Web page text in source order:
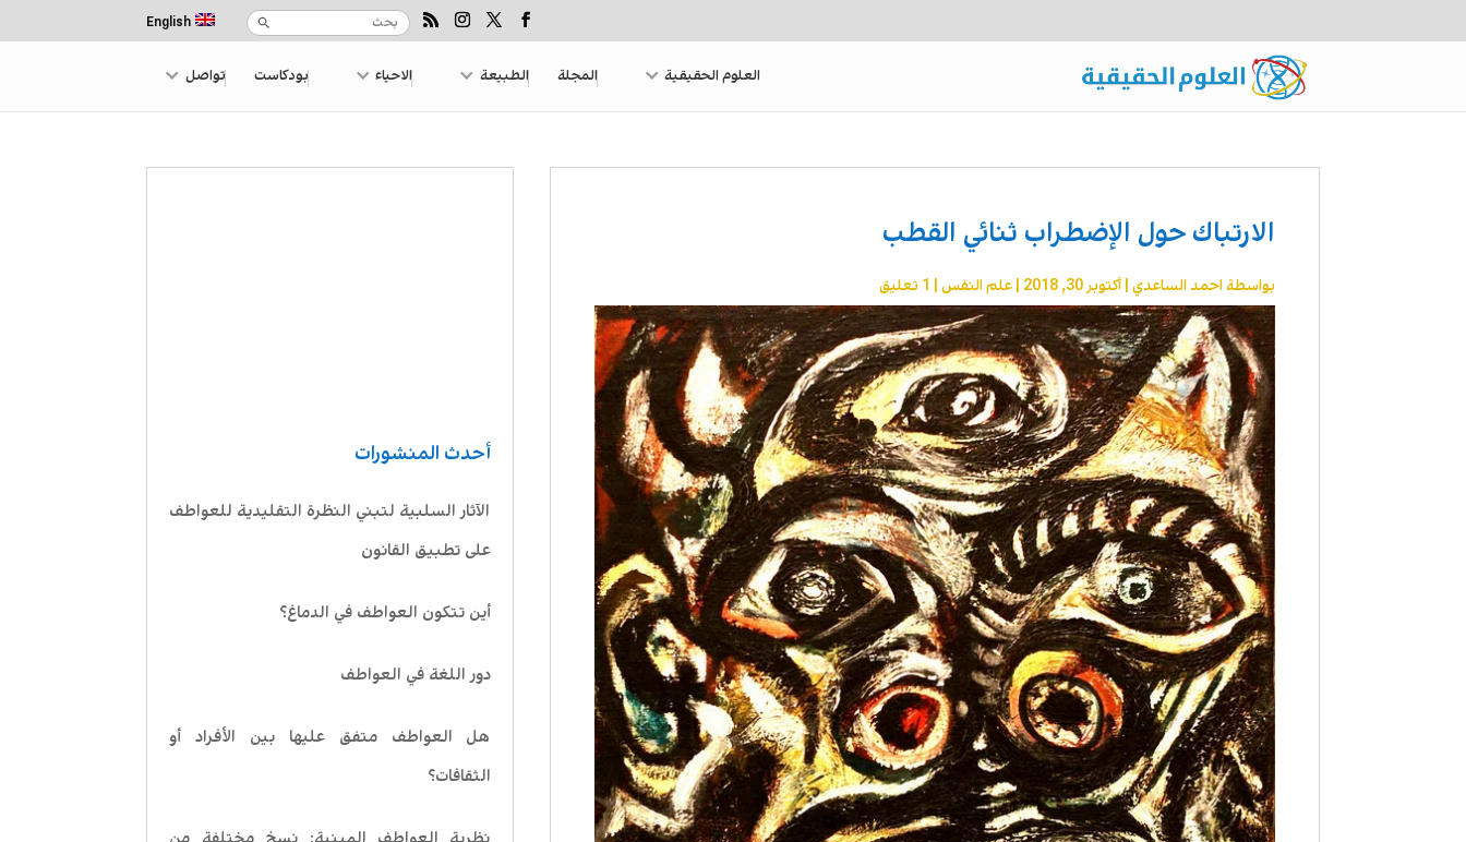
English
العلوم الحقيقية المجلة الطبيعة الاحياء بودكاست تواصل
أحدث المنشورات
الآثار السلبية لتبني النظرة التقليدية للعواطف
على تطبيق القانون
أين تتكون العواطف في الدماغ؟
دور اللغة في العواطف
هل العواطف متفق عليها بين الأفراد أو
الثقافات؟
الارتباك حول الإضطراب ثنائي القطب
بواسطةاحمد الساعدي |أكتوبر 30, 2018 |علم النفس | 1 تعليق